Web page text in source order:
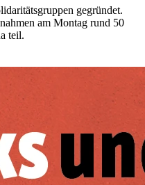
gegründet.
am Montag rund 50
teil.